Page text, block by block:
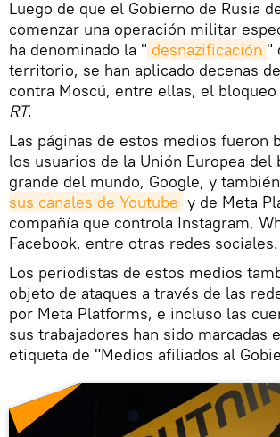
Luego de que el Gobierno de Rusia
comenzar una operación militar
ha denominado la " desnazificación "
territorio, se han aplicado decenas
contra Moscú, entre ellas, el bloqueo
RT.
Las páginas de estos medios fueron
los usuarios de la Unión Europea del
grande del mundo, Google, y también
sus canales de Youtube y de Meta
compañía que controla Instagram,
Facebook, entre otras redes sociales.
Los periodistas de estos medios
objeto de ataques a través de las
por Meta Platforms, e incluso las
sus trabajadores han sido marcadas
etiqueta de "Medios afiliados al